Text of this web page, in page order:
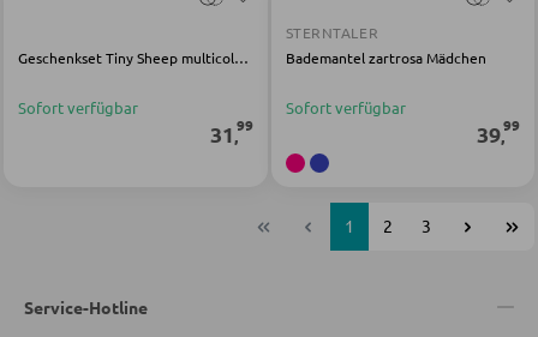
Geschenkset Tiny Sheep multicolor Kunststoff
Sofort verfügbar
31,99
STERNTALER
Bademantel zartrosa Mädchen
Sofort verfügbar
39,99
1 2 3
Service-Hotline